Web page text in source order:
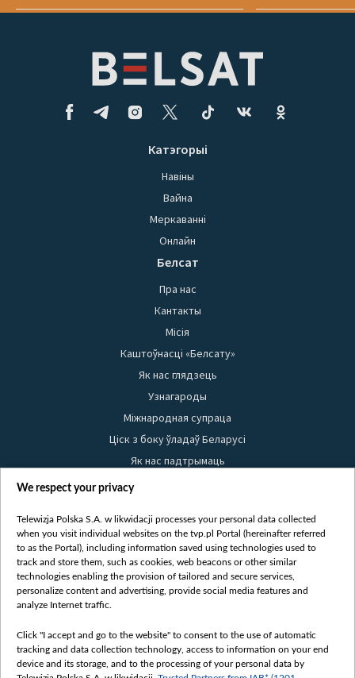
Катэгорыі
Навіны
Вайна
Меркаванні
Онлайн
Белсат
Пра нас
Кантакты
Місія
Каштоўнасці «Белсату»
Як нас глядзець
Узнагароды
Міжнародная супраца
Ціск з боку ўладаў Беларусі
Як нас падтрымаць
Правілы выкарыстання матэрыялаў
Бяспека
Youtube
Белсат news
Белсат Shorts
Жэстачайшы мульт
Belsat English
We respect your privacy
Telewizja Polska S.A. w likwidacji processes your personal data collected
when you visit individual websites on the tvp.pl Portal (hereinafter referred
to as the Portal), including information saved using technologies used to
track and store them, such as cookies, web beacons or other similar
technologies enabling the provision of tailored and secure services,
personalize content and advertising, provide social media features and
analyze Internet traffic.
Click "I accept and go to the website" to consent to the use of automatic
tracking and data collection technology, access to information on your end
device and its storage, and to the processing of your personal data by